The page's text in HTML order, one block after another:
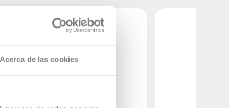
Acerca de las cookies